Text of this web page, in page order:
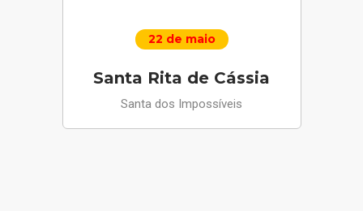
22 de maio
Santa Rita de Cássia
Santa dos Impossíveis